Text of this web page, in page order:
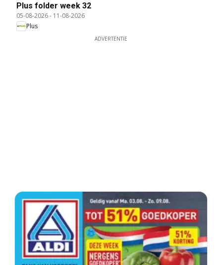
Plus folder week 32
05-08-2026- 11-08-2026
Plus
ADVERTENTIE